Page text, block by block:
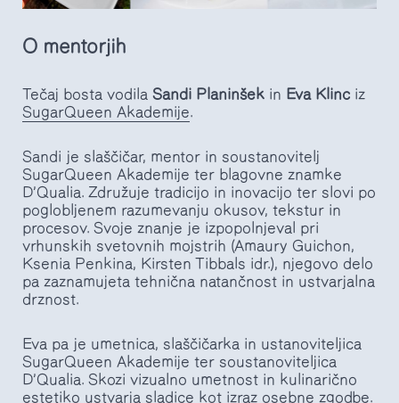
O mentorjih
Tečaj bosta vodila Sandi Planinšek in Eva Klinc iz
SugarQueen Akademije.
Sandi je slaščičar, mentor in soustanovitelj
SugarQueen Akademije ter blagovne znamke
D’Qualia. Združuje tradicijo in inovacijo ter slovi po
poglobljenem razumevanju okusov, tekstur in
procesov. Svoje znanje je izpopolnjeval pri
vrhunskih svetovnih mojstrih (Amaury Guichon,
Ksenia Penkina, Kirsten Tibbals idr.), njegovo delo
pa zaznamujeta tehnična natančnost in ustvarjalna
drznost.
Eva pa je umetnica, slaščičarka in ustanoviteljica
SugarQueen Akademije ter soustanoviteljica
D’Qualia. Skozi vizualno umetnost in kulinarično
estetiko ustvarja sladice kot izraz osebne zgodbe.